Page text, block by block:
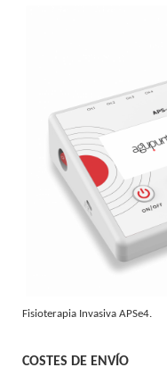
Fisioterapia Invasiva APSe4.
COSTES DE ENVÍO